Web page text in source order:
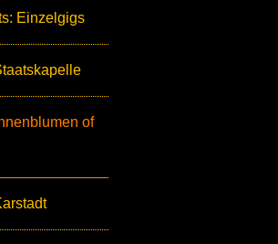
Einzelgigs
of